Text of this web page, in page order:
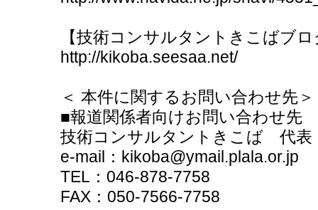
【技術コンサルタントきこばブ
http://kikoba.seesaa.net/
＜ 本件に関するお問い合わせ先＞
■報道関係者向けお問い合わせ先
技術コンサルタントきこば 代
e-mail：kikoba@ymail.plala.or.jp
TEL：046-878-7758
FAX：050-7566-7758